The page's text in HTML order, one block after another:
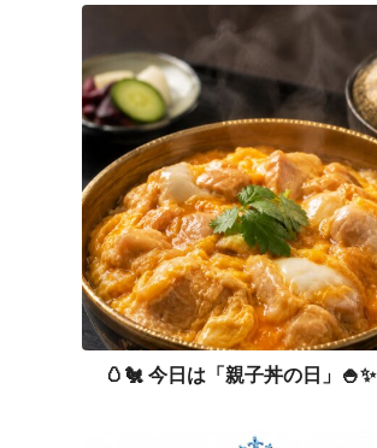
🥚🐔 今日は「親子丼の日」🍚✨